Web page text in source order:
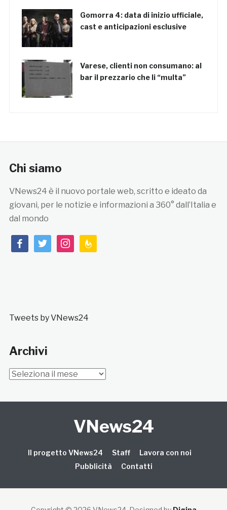
Gomorra 4: data di inizio ufficiale,
cast e anticipazioni esclusive
Varese, clienti non consumano: al
bar il prezzario che li “multa”
Chi siamo
VNews24 è il nuovo portale web, scritto e ideato da
giovani, per le notizie e informazioni a 360° dall’Italia e
dal mondo
facebooktwitterinstagramfeedburner
Tweets by VNews24
Archivi
Archivi
VNews24
Il progetto VNews24 Staff
Lavora con noi
Pubblicità
Contatti